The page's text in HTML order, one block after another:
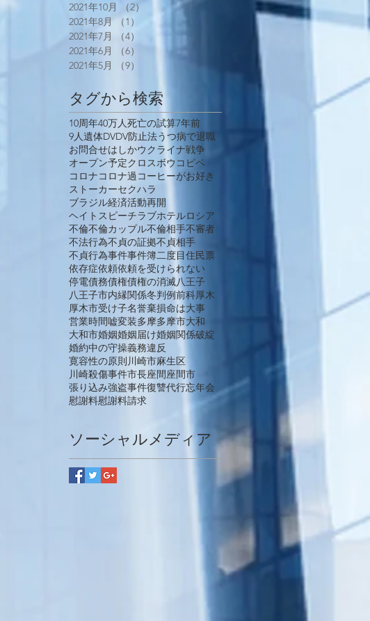
2021年10月
（2）
2件の記事
2021年8月
（1）
2021年7月
（4）
4件の記事
2021年6月
（6）
6件の記事
2021年5月
（9）
タグから検索
10周年40万人死亡の試算7年前
9人遺体DVDV防止法うつ病で退職
お問合せはしかウクライナ戦争
オープン予定クロスボウ コピペ
コロナコロナ過コーヒーがお好き
ストーカーセクハラ
ブラジル経済活動再開
ヘイトスピーチラブホテルロシア
不倫不倫カップル不倫相手不審者
不法行為不貞の証拠不貞相手
不貞行為事件事件簿二度目住民票
依存症依頼依頼を受けられない
停電債務債権債権の消滅八王子
八王子市内縁関係冬判例前科厚木
厚木市受け子名誉棄損命は大事
営業時間嘘変装多摩多摩市大和
大和市婚姻婚姻届け婚姻関係破綻
婚約中の守操義務違反
寛容性の原則川崎市麻生区
川崎殺傷事件市長座間座間市
張り込み強盗事件復讐代行忘年会
慰謝料慰謝料請求
ソーシャルメディア